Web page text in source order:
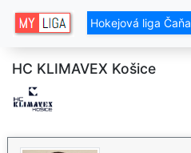
Hokejová liga Čaňa
HC KLIMAVEX Košice